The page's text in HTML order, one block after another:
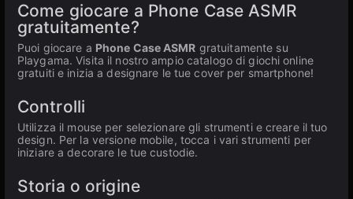
Come giocare a Phone Case ASMR
gratuitamente?
Puoi giocare a Phone Case ASMR gratuitamente su
Playgama. Visita il nostro ampio catalogo di giochi online
gratuiti e inizia a designare le tue cover per smartphone!
Controlli
Utilizza il mouse per selezionare gli strumenti e creare il tuo
design. Per la versione mobile, tocca i vari strumenti per
iniziare a decorare le tue custodie.
Storia o origine